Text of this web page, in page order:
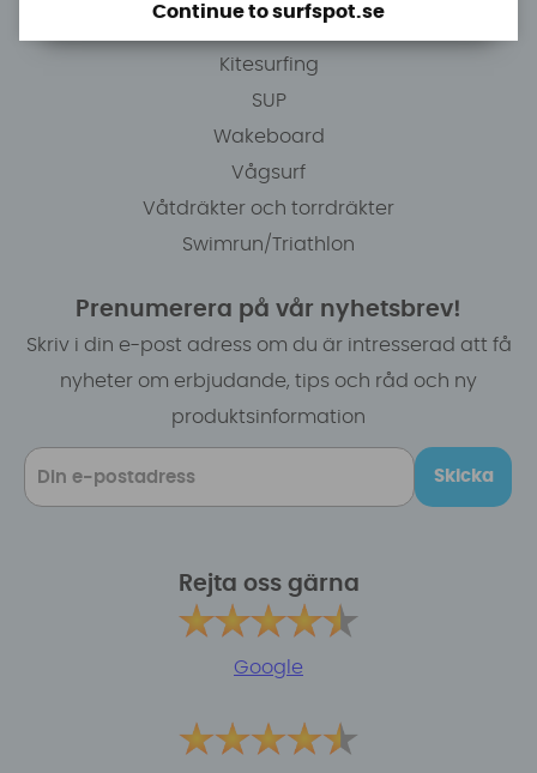
Kitesurfing
SUP
Wakeboard
Vågsurf
Våtdräkter och torrdräkter
Swimrun/Triathlon
Prenumerera på vår nyhetsbrev!
Skriv i din e-post adress om du är intresserad att få
nyheter om erbjudande, tips och råd och ny
produktsinformation
Skicka
Rejta oss gärna
Google
Continue to surfspot.se